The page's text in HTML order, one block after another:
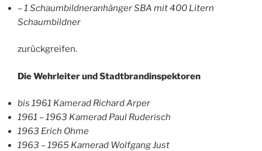
– 1 Schaumbildneranhänger SBA mit 400 Litern
Schaumbildner
zurückgreifen.
Die Wehrleiter und Stadtbrandinspektoren
bis 1961 Kamerad Richard Arper
1961 – 1963 Kamerad Paul Ruderisch
1963 Erich Ohme
1963 – 1965 Kamerad Wolfgang Just